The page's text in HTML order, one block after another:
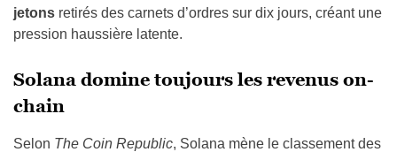
jetons retirés des carnets d’ordres sur dix jours, créant une
pression haussière latente.
Solana domine toujours les revenus on-
chain
Selon The Coin Republic, Solana mène le classement des